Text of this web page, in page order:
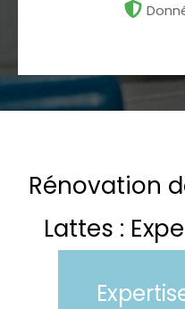
Rénovation
Lattes :